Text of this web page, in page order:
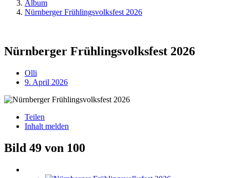
Album
Nürnberger Frühlingsvolksfest 2026
Nürnberger Frühlingsvolksfest 2026
Olli
9. April 2026
Teilen
Inhalt melden
Bild 49 von 100